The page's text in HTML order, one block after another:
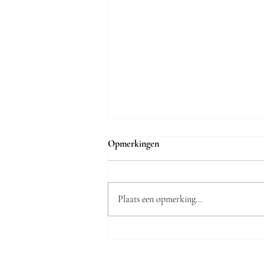
Opmerkingen
Plaats een opmerking...